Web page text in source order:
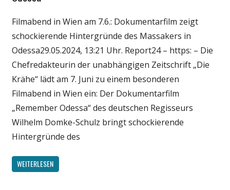
Wissenschaft
Filmabend in Wien am 7.6.: Dokumentarfilm zeigt
schockierende Hintergründe des Massakers in
Odessa29.05.2024, 13:21 Uhr. Report24 – https: – Die
Chefredakteurin der unabhängigen Zeitschrift „Die
Krähe“ lädt am 7. Juni zu einem besonderen
Filmabend in Wien ein: Der Dokumentarfilm
„Remember Odessa“ des deutschen Regisseurs
Wilhelm Domke-Schulz bringt schockierende
Hintergründe des
WEITERLESEN